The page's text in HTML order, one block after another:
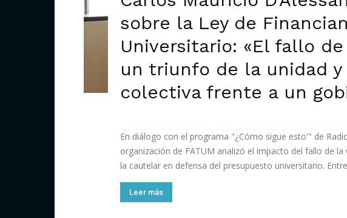
sobre la Ley de
Universitario: «El fallo
un triunfo de la unidad
colectiva frente a un
En diálogo con el programa "¿Cómo sigue esto'" de
organización de FATUM analizó el impacto del fallo de
la cautelar en defensa del presupuesto universitario.
Leer más